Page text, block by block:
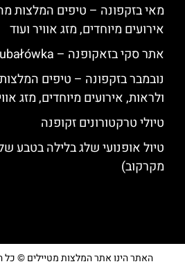
מאי בזקפונה – טיפים המלצות
אירועים מיוחדים, מזג אוויר ועוד
אתר סקי בזאקופנה – Gubałówka
נובמבר בזקפונה – טיפים
ולראות, אירועים מיוחדים, מזג
טיולי טרקטורונים זקופנה
טיול אופנועי שלג בלילה בטבע
מקרקוב)
האתר הינו אתר המלצות מטיילים © כל